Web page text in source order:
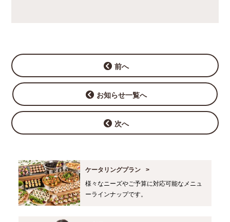
前へ
お知らせ一覧へ
次へ
ケータリングプラン
様々なニーズやご予算に対応可能なメニュ
ーラインナップです。